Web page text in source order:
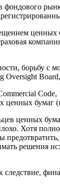
борьбу с
Oversight
Code,
ценных бумаг (
ценных
Хотя
решения